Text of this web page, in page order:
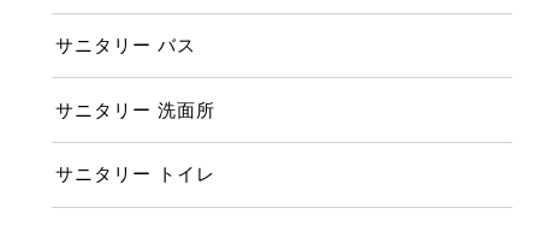
サニタリー バス
サニタリー 洗面所
サニタリー トイレ